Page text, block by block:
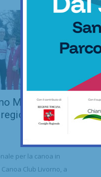
Massimiliano
K2 sui
per la canoa in
Club Livorno, a